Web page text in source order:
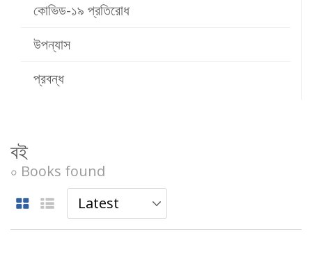
কোভিড-১৯ প্রতিরোধ
উপন্যাস
প্রবন্ধ
বই
০ Books found